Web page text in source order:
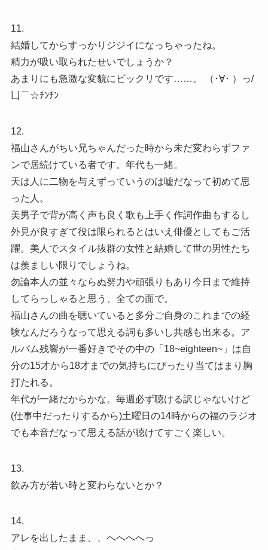
11.
結婚してからすっかりジジイになっちゃったね。
精力が吸い取られたせいでしょうか？
あまりにも急激な変貌にビックリです……。 （･∀･ ）っ/
凵⌒☆ﾁﾝﾁﾝ
12.
福山さんがちい兄ちゃんだった時から未だ変わらずファ
ンで居続けている者です。年代も一緒。
天は人に二物を与えずっていうのは嘘だなって初めて思
った人。
美男子で背が高く声も良く歌も上手く作詞作曲もするし
外見が良すぎて役は限られるとはいえ俳優としてもご活
躍。美人でスタイル抜群の女性と結婚して世の男性たち
は羨ましい限りでしょうね。
勿論本人の並々ならぬ努力や頑張りもあり今日まで維持
してらっしゃると思う、全ての面で。
福山さんの曲を聴いていると多分ご自身のこれまでの経
験なんだろうなって思える詞も多いし共感も出来る。ア
ルバム残響が一番好きでその中の「18~eighteen~」は自
分の15才から18才までの気持ちにびったり当てはまり胸
打たれる。
年代が一緒だからかな。毎週必ず聴ける訳じゃないけど
(仕事中だったりするから)土曜日の14時からの福のラジオ
でも本音だなって思える話が聴けてすごく楽しい。
13.
飲み方が若い時と変わらないとか？
14.
アレを出したまま、、へへへへっ